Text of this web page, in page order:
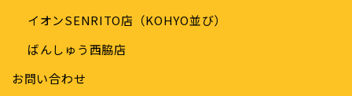
イオンSENRITO店（KOHYO並び）
ばんしゅう西脇店
お問い合わせ